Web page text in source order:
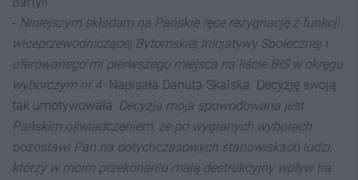
- Niniejszym składam na Pańskie ręce rezygnację z funkcji
wiceprzewodniczącej Bytomskiej Inicjatywy Społecznej i
oferowanego mi pierwszego miejsca na liście BIS w okręgu
wyborczym nr 4- Napisała Danuta Skalska. Decyzję swoją
tak umotywowała: Decyzja moja spowodowana jest
Pańskim oświadczeniem, że po wygranych wyborach
pozostawi Pan na dotychczasowych stanowiskach ludzi,
którzy w moim przekonaniu mają destrukcyjny wpływ na